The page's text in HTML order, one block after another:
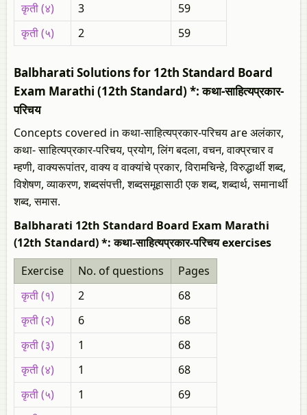
कृती (४)
3
59
कृती (५)
2 59
Balbharati Solutions for 12th Standard Board
Exam Marathi (12th Standard) *: कथा-साहित्यप्रकार-
परिचय
Concepts covered in कथा-साहित्यप्रकार-परिचय are अलंकार,
कथा- साहित्यप्रकार-परिचय, प्रयोग, लिंग बदला, वचन, वाक्प्रचार व
म्हणी, वाक्यरूपांतर, वाक्य व वाक्यांचे प्रकार, विरामचिन्हे, विरुद्धार्थी शब्द,
विशेषण, व्याकरण, शब्दसंपत्ती, शब्दसमूहासाठी एक शब्द, शब्दार्थ, समानार्थी
शब्द, समास.
Balbharati 12th Standard Board Exam Marathi
(12th Standard) *: कथा-साहित्यप्रकार-परिचय exercises
Exercise
No. of questions
Pages
कृती (१)
2
68
कृती (२)
6
68
कृती (३)
1
68
कृती (४)
1
68
कृती (५)
1
69